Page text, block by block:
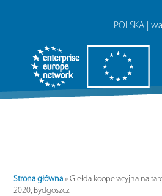
POLSKA |
Strona główna »Giełda kooperacyjna na
2020, Bydgoszcz